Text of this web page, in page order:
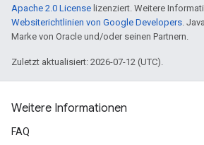
Apache 2.0 License lizenziert. Weitere
Websiterichtlinien von Google Developers.
Marke von Oracle und/oder seinen Partnern.
Zuletzt aktualisiert: 2026-07-12 (UTC).
Weitere Informationen
FAQ